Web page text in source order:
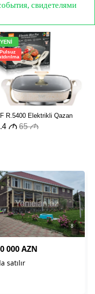
свидетелями